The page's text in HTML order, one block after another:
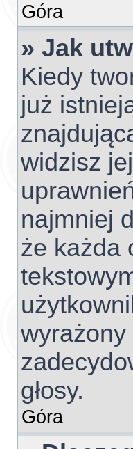
Góra
» Jak
Kiedy
już
widzisz
najmniej
że każda
głosy.
Góra